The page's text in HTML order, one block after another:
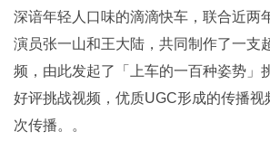
深谙年轻人口味的滴滴快车，联合近两
演员张一山和王大陆，共同制作了一支
频，由此发起了「上车的一百种姿势」
好评挑战视频，优质UGC形成的传播视
次传播。。